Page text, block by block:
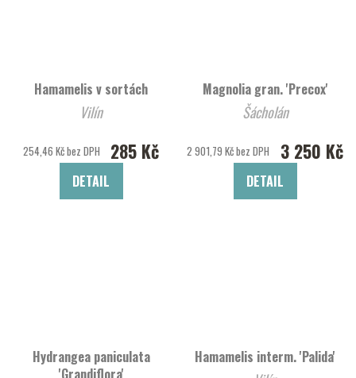
Hamamelis v sortách
Vilín
254,46 Kč bez DPH 285 Kč
DETAIL
Magnolia gran. 'Precox'
Šácholán
2 901,79 Kč bez DPH 3 250 Kč
DETAIL
Hydrangea paniculata
'Grandiflora'
Hamamelis interm. 'Palida'